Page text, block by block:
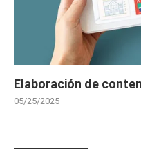
Elaboración de
05/25/2025